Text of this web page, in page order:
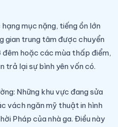
mục nặng, tiếng ồn lớn
gian trung tâm được chuyển
hoặc các mùa thấp điểm,
trả lại sự bình yên vốn có.
Những khu vực đang sửa
vách ngăn mỹ thuật in hình
Pháp của nhà ga. Điều này